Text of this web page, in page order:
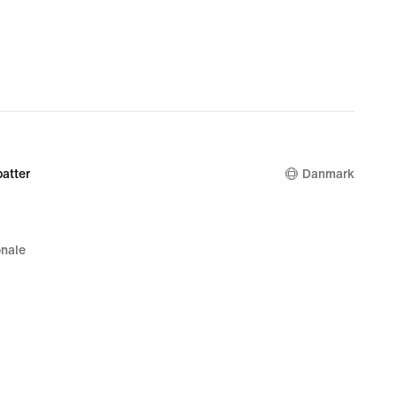
Danmark